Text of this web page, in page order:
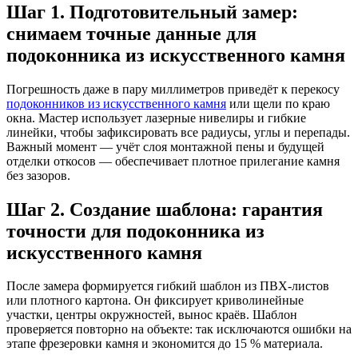
Шаг 1. Подготовительный замер:
снимаем точные данные для
подоконника из искусственного камня
Погрешность даже в пару миллиметров приведёт к перекосу
подоконников из искусственного камня или щели по краю
окна. Мастер использует лазерные нивелиры и гибкие
линейки, чтобы зафиксировать все радиусы, углы и перепады.
Важный момент — учёт слоя монтажной пены и будущей
отделки откосов — обеспечивает плотное прилегание камня
без зазоров.
Шаг 2. Создание шаблона: гарантия
точности для подоконника из
искусственного камня
После замера формируется гибкий шаблон из ПВХ-листов
или плотного картона. Он фиксирует криволинейные
участки, центры окружностей, вынос краёв. Шаблон
проверяется повторно на объекте: так исключаются ошибки на
этапе фрезеровки камня и экономится до 15 % материала.